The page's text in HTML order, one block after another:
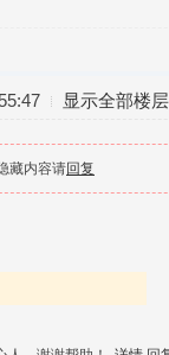
显示全部楼层
藏内容请回复